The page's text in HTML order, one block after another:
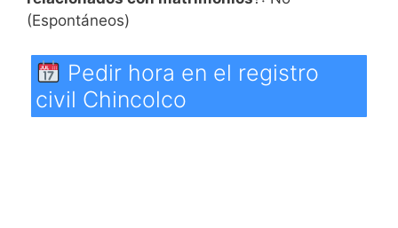
(Espontáneos)
Pedir hora en el registro
civil Chincolco